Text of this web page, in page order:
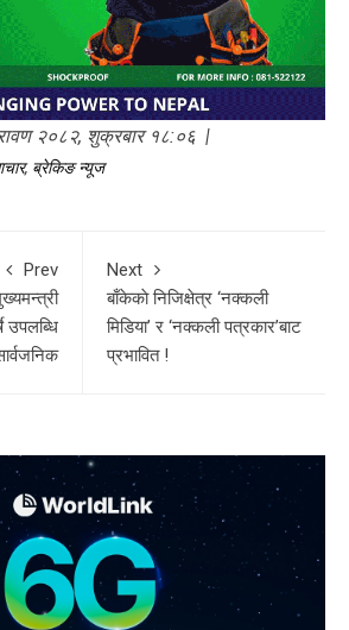
२०८२, शुक्रबार १८:०६ |
, ब्रेकिङ न्यूज
Prev
उपलब्धि
Next
बाँकेकाे निजिक्षेत्र ‘नक्कली
मिडिया’ र ‘नक्कली पत्रकार’बाट
प्रभावित !